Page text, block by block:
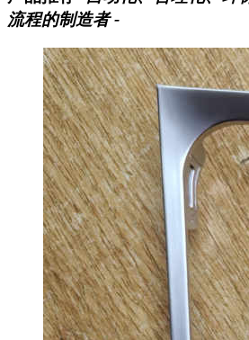
流程的制造者 -